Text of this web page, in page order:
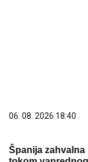
Španija zahvalna